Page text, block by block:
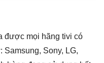
được mọi hãng tivi có
Samsung, Sony, LG,